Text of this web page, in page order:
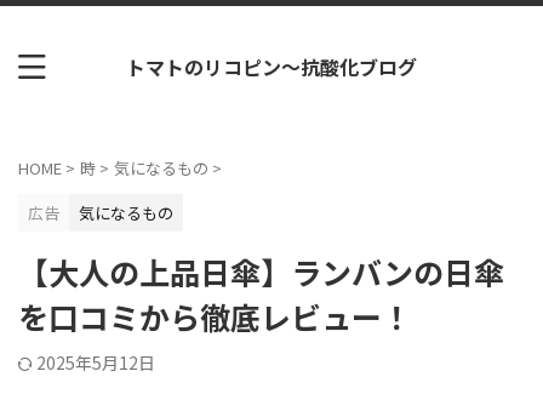
トマトのリコピン～抗酸化ブログ
HOME > 時 > 気になるもの >
広告
気になるもの
【大人の上品日傘】ランバンの日傘
を口コミから徹底レビュー！
2025年5月12日